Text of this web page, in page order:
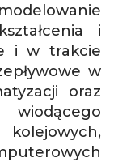
i
i w trakcie
w
oraz